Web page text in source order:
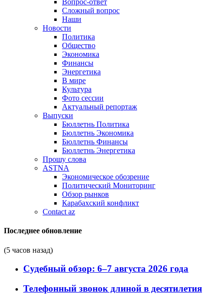
Вопрос-ответ
Сложный вопрос
Наши
Новости
Политика
Общество
Экономика
Финансы
Энергетика
В мире
Культура
Фото сессии
Актуальный репортаж
Выпуски
Бюллетнь Политика
Бюллетнь Экономика
Бюллетнь Финансы
Бюллетнь Энергетика
Прошу слова
ASTNA
Экономическое обозрение
Политический Мониторинг
Обзор рынков
Карабахский конфликт
Contact az
Последнее обновление
(5 часов назад)
Судебный обзор: 6–7 августа 2026 года
Телефонный звонок длиной в десятилетия